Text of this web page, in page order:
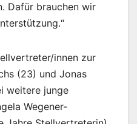
Dafür brauchen wir
innen zur
(23) und Jonas
weitere junge
Wegener-